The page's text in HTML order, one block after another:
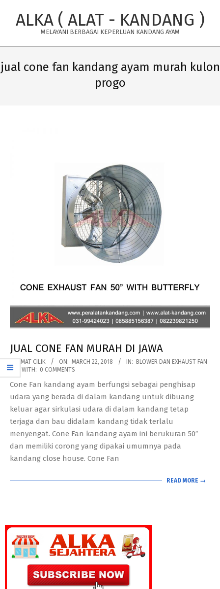
ALKA ( ALAT - KANDANG )
MELAYANI BERBAGAI KEPERLUAN KANDANG AYAM
Navigation
Menu
jual cone fan kandang ayam murah kulon
progo
JUAL CONE FAN MURAH DI JAWA
2018-
03-
22
MAT CILIK ON: MARCH 22, 2018 IN:
BLOWER DAN EXHAUST FAN
WITH: 0 COMMENTS
Cone Fan kandang ayam berfungsi sebagai penghisap
udara yang berada di dalam kandang untuk dibuang
keluar agar sirkulasi udara di dalam kandang tetap
terjaga dan bau didalam kandang tidak terlalu
menyengat. Cone Fan kandang ayam ini berukuran 50″
dan memiliki corong yang dipakai umumnya pada
kandang close house. Cone Fan
READ MORE →